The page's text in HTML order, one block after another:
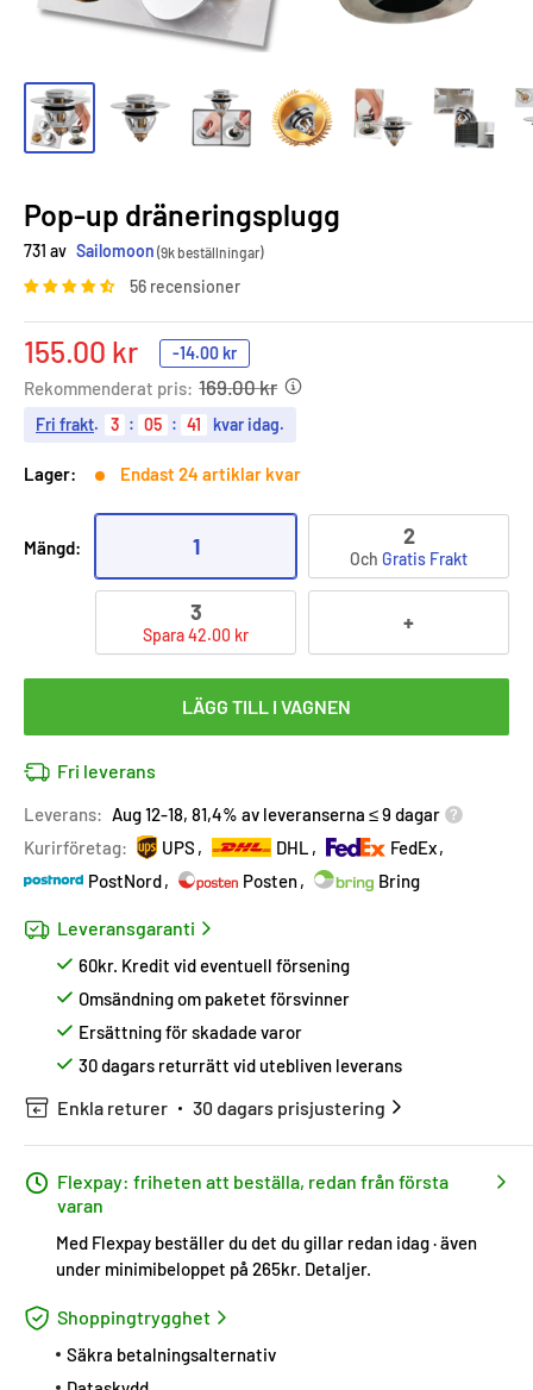
Pop-up dräneringsplugg
731 av Sailomoon (9k beställningar)
56 recensioner
Sale
price
155.00 kr -14.00 kr
Rekommenderat pris: 169.00 kr
Fri frakt. 3 : 05 : 40 kvar idag.
Lager: Endast 24 artiklar kvar
Mängd: 1 2
Och Gratis Frakt
3
Spara 42.00 kr +
LÄGG TILL I VAGNEN
Fri leverans
Leverans: Aug 12-18, 81,4% av leveranserna ≤ 9 dagar
Kurirföretag:
UPS DHL
FedEx
PostNord
Posten Bring
Leveransgaranti
60kr. Kredit vid eventuell försening
Omsändning om paketet försvinner
Ersättning för skadade varor
30 dagars returrätt vid utebliven leverans
Enkla returer 30 dagars prisjustering
Flexpay: friheten att beställa, redan från första
varan
Med Flexpay beställer du det du gillar redan idag · även
under minimibeloppet på 265kr. Detaljer.
Shoppingtrygghet
Säkra betalningsalternativ